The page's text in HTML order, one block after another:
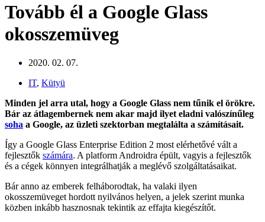
Tovább él a Google Glass
okosszemüveg
2020. 02. 07.
IT, Kütyü
Minden jel arra utal, hogy a Google Glass nem tűnik el örökre.
Bár az átlagembernek nem akar majd ilyet eladni valószínűleg
soha a Google, az üzleti szektorban megtalálta a számításait.
Így a Google Glass Enterprise Edition 2 most elérhetővé vált a
fejlesztők számára. A platform Androidra épült, vagyis a fejlesztők
és a cégek könnyen integrálhatják a meglévő szolgáltatásaikat.
Bár anno az emberek felháborodtak, ha valaki ilyen
okosszemüveget hordott nyilvános helyen, a jelek szerint munka
közben inkább hasznosnak tekintik az effajta kiegészítőt.